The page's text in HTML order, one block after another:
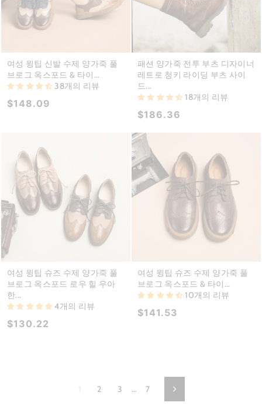
여성 윙팁 신발 수제 양가죽 풀
브로그 옥스포드 & 타이...
38개의 리뷰
$148.09
패션 양가죽 전투 부츠 디자이너
레트로 청키 라이딩 부츠 사이
드...
18개의 리뷰
$186.36
여성 윙팁 슈즈 수제 양가죽 풀
브로그 옥스포드 로우 힐 우아
한...
4개의 리뷰
$130.22
여성 윙팁 슈즈 수제 양가죽 풀
브로그 옥스포드 & 타이...
10개의 리뷰
$141.53
2 3 … 7 Next